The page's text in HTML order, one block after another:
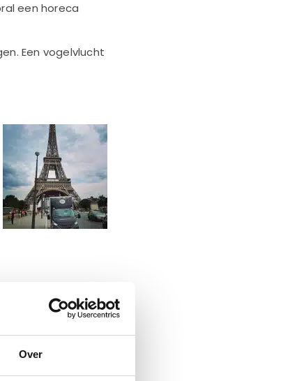
Over
een horeca
Een vogelvlucht
halfautomatische
alle registers